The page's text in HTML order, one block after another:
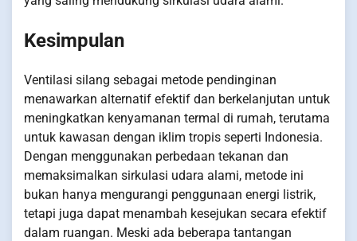
Kesimpulan
Ventilasi silang sebagai metode pendinginan
menawarkan alternatif efektif dan berkelanjutan untuk
meningkatkan kenyamanan termal di rumah, terutama
untuk kawasan dengan iklim tropis seperti Indonesia.
Dengan menggunakan perbedaan tekanan dan
memaksimalkan sirkulasi udara alami, metode ini
bukan hanya mengurangi penggunaan energi listrik,
tetapi juga dapat menambah kesejukan secara efektif
dalam ruangan. Meski ada beberapa tantangan